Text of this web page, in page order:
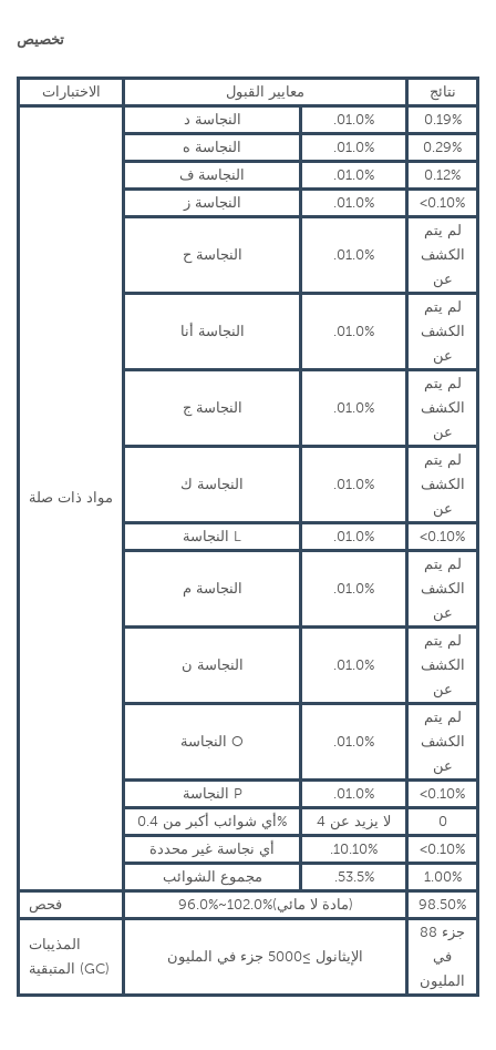
تخصيص
الاختبارات معايير القبول نتائج
مواد ذات صلة
النجاسة د .01.0%
0.19%
النجاسة ه
.01.0%
0.29%
النجاسة ف
.01.0%
0.12%
النجاسة ز
.01.0% <0.10%
النجاسة ح .01.0%
لم يتم
الكشف
عن
النجاسة أنا .01.0%
لم يتم
الكشف
عن
النجاسة ج .01.0%
لم يتم
الكشف
عن
النجاسة ك .01.0%
لم يتم
الكشف
عن
النجاسة L
.01.0% <0.10%
النجاسة م .01.0%
لم يتم
الكشف
عن
النجاسة ن .01.0%
لم يتم
الكشف
عن
النجاسة O .01.0%
لم يتم
الكشف
عن
النجاسة P
.01.0%
<0.10%
أي شوائب أكبر من 0.4%
لا يزيد عن 4
0
أي نجاسة غير محددة
.10.10%
<0.10%
مجموع الشوائب
.53.5%
1.00%
فحص
96.0%~102.0%(مادة لا مائي) 98.50%
المذيبات
المتبقية (GC)
الإيثانول ≥5000 جزء في المليون
88 جزء
في
المليون